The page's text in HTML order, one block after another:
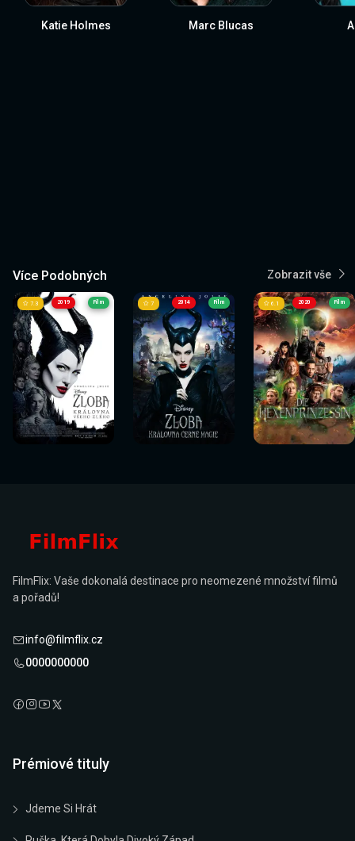
Katie Holmes Marc Blucas
Více Podobných Zobrazit vše
2019
Sledovat
nyní
7.3 Film
Sledovat
nyní
2014
Sledovat
nyní
7 Film
Sledovat
nyní
2020
Sledovat
nyní
6.1 Film
Sledovat
nyní
FilmFlix: Vaše dokonalá destinace pro neomezené množství filmů
a pořadů!
info@filmflix.cz
0000000000
Prémiové tituly
Jdeme Si Hrát